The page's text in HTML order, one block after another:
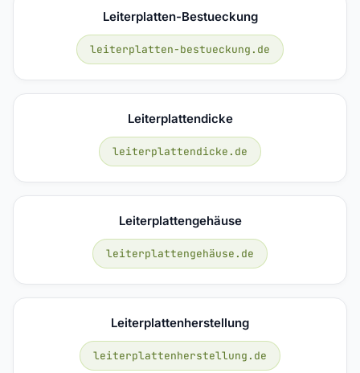
Leiterplatten-Bestueckung
leiterplatten-bestueckung.de
Leiterplattendicke
leiterplattendicke.de
Leiterplattengehäuse
leiterplattengehäuse.de
Leiterplattenherstellung
leiterplattenherstellung.de